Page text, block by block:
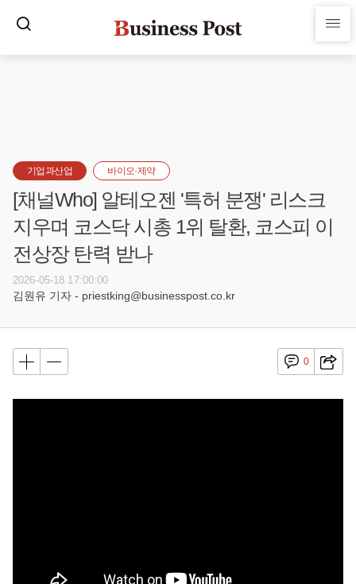
기업과산업 바이오·제약
[채널Who] 알테오젠 '특허 분쟁' 리스크
지우며 코스닥 시총 1위 탈환, 코스피 이
전상장 탄력 받나
2026-05-18 17:00:00
김원유 기자 - priestking@businesspost.co.kr
0